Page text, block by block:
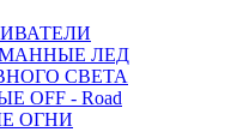
ЛЕД
СВЕТА
OFF - Road
ОГНИ